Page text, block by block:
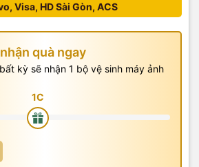
Visa, HD Sài Gòn, ACS
quà ngay
kỳ sẽ nhận 1 bộ vệ sinh máy ảnh